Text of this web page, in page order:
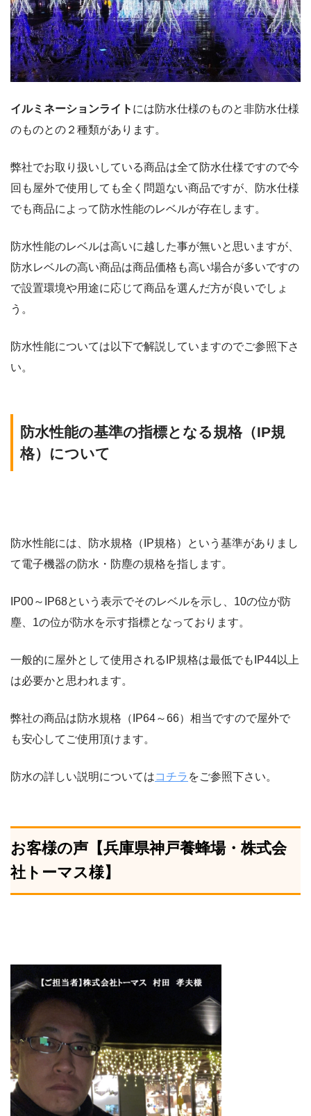
イルミネーションライト には防水仕様のものと非防水仕様
のものとの２種類があります。
弊社でお取り扱いしている商品は全て防水仕様ですので今
回も屋外で使用しても全く問題ない商品ですが、防水仕様
でも商品によって防水性能のレベルが存在します。
防水性能のレベルは高いに越した事が無いと思いますが、
防水レベルの高い商品は商品価格も高い場合が多いですの
で設置環境や用途に応じて商品を選んだ方が良いでしょ
う。
防水性能については以下で解説していますのでご参照下さ
い。
防水性能の基準の指標となる規格（IP規
格）について
防水性能には、防水規格（IP規格）という基準がありまし
て電子機器の防水・防塵の規格を指します。
IP00～IP68という表示でそのレベルを示し、10の位が防
塵、1の位が防水を示す指標となっております。
一般的に屋外として使用されるIP規格は最低でもIP44以上
は必要かと思われます。
弊社の商品は防水規格（IP64～66）相当ですので屋外で
も安心してご使用頂けます。
防水の詳しい説明についてはコチラ をご参照下さい。
お客様の声【兵庫県神戸養蜂場・株式会
社トーマス様】